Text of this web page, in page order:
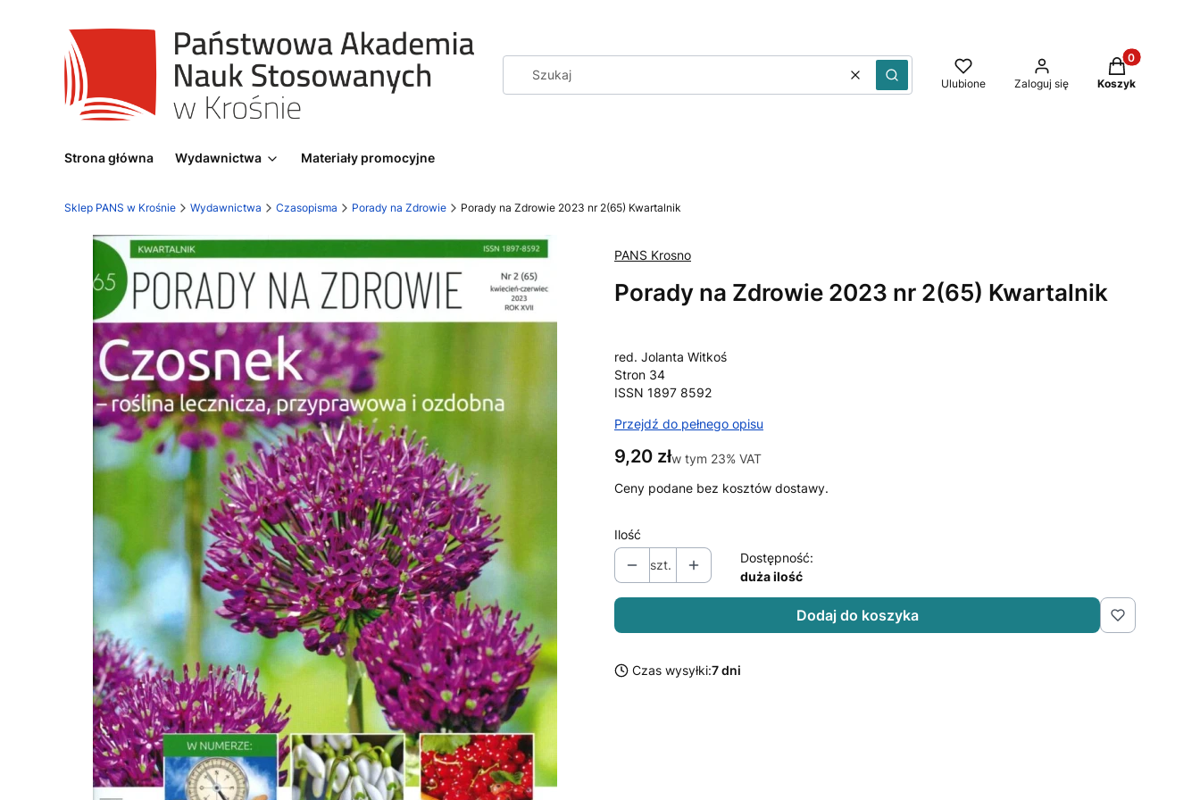
WyczyśćSzukaj Ulubione Zaloguj się
Produkty w
Koszyk
Strona główna Wydawnictwa Materiały promocyjne
Sklep PANS w Krośnie Wydawnictwa Czasopisma Porady na Zdrowie Porady na Zdrowie 2023 nr 2(65) Kwartalnik
PANS Krosno
Porady na Zdrowie 2023 nr 2(65) Kwartalnik
red. Jolanta Witkoś
Stron 34
ISSN 1897 8592
Przejdź do pełnego opisu
Cena
9,20 złw tym 23% VAT
w tym 23% VAT
Ceny podane bez kosztów dostawy.
Ilość
szt.
Dostępność:
duża ilość
Dodaj do koszyka
Czas wysyłki:7 dni